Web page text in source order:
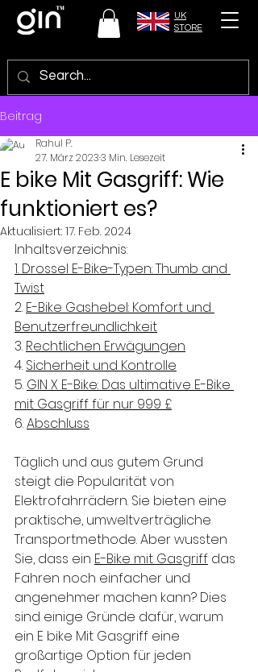
UK
STORE
Beitrag
E bike Mit Gasgriff: Wie
funktioniert es?
Rahul P.
27. März 20233 Min. Lesezeit
Aktualisiert: 17. Feb. 2024
Inhaltsverzeichnis:
1. Drossel E-Bike-Typen: Thumb and
Twist
2. E-Bike Gashebel: Komfort und
Benutzerfreundlichkeit
3. Rechtlichen Erwägungen
4. Sicherheit und Kontrolle
5. GIN X E-Bike: Das ultimative E-Bike
mit Gasgriff für nur 999 £
6. Abschluss
Täglich und aus gutem Grund
steigt die Popularität von
Elektrofahrrädern. Sie bieten eine
praktische, umweltverträgliche
Transportmethode. Aber wussten
Sie, dass ein E-Bike mit Gasgriff das
Fahren noch einfacher und
angenehmer machen kann? Dies
sind einige Gründe dafür, warum
ein E bike Mit Gasgriff eine
großartige Option für jeden